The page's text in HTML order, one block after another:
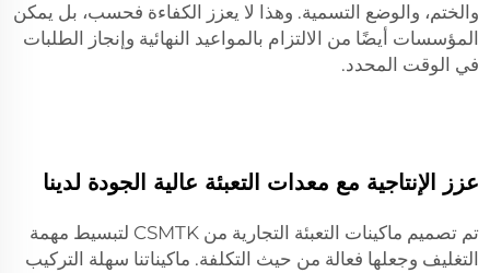
والختم، والوضع التسمية. وهذا لا يعزز الكفاءة فحسب، بل يمكن
المؤسسات أيضًا من الالتزام بالمواعيد النهائية وإنجاز الطلبات
في الوقت المحدد.
عزز الإنتاجية مع معدات التعبئة عالية الجودة لدينا
تم تصميم ماكينات التعبئة التجارية من CSMTK لتبسيط مهمة
التغليف وجعلها فعالة من حيث التكلفة. ماكيناتنا سهلة التركيب